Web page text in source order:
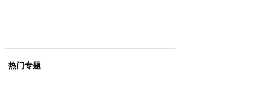
热门专题